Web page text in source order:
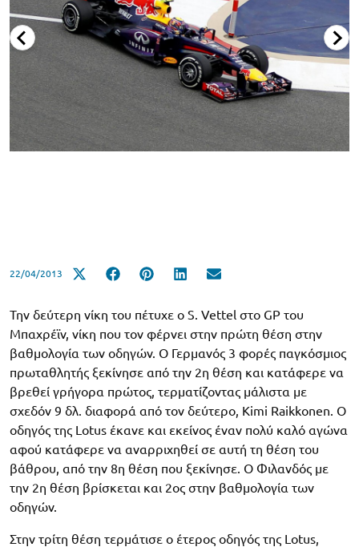
22/04/2013
Την δεύτερη νίκη του πέτυχε ο S. Vettel στο GP του
Μπαχρέϊν, νίκη που τον φέρνει στην πρώτη θέση στην
βαθμολογία των οδηγών. Ο Γερμανός 3 φορές παγκόσμιος
πρωταθλητής ξεκίνησε από την 2η θέση και κατάφερε να
βρεθεί γρήγορα πρώτος, τερματίζοντας μάλιστα με
σχεδόν 9 δλ. διαφορά από τον δεύτερο, Kimi Raikkonen. Ο
οδηγός της Lotus έκανε και εκείνος έναν πολύ καλό αγώνα
αφού κατάφερε να αναρριχηθεί σε αυτή τη θέση του
βάθρου, από την 8η θέση που ξεκίνησε. Ο Φιλανδός με
την 2η θέση βρίσκεται και 2ος στην βαθμολογία των
οδηγών.
Στην τρίτη θέση τερμάτισε ο έτερος οδηγός της Lotus,